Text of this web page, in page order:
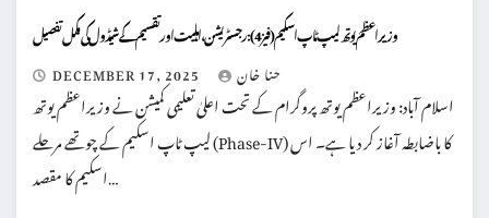
وزیراعظم یوتھ لیپ ٹاپ اسکیم (فیز 4): رجسٹریشن، اہلیت اور تقسیم کے شیڈول کی مکمل تفصیل
DECEMBER 17, 2025
حنا خان
اسلام آباد: وزیراعظم یوتھ پروگرام کے تحت اعلیٰ تعلیمی کمیشن نے وزیراعظم یوتھ
لیپ ٹاپ اسکیم کے چوتھے مرحلے (Phase-IV) کا باضابطہ آغاز کر دیا ہے۔ اس
اسکیم کا مقصد…